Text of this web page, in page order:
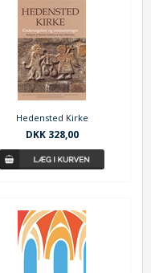
Hedensted Kirke
DKK 328,00